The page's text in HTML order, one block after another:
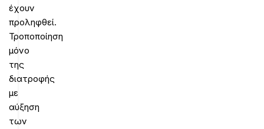
έχουν
προληφθεί.
Τροποποίηση
μόνο
της
διατροφής
με
αύξηση
των